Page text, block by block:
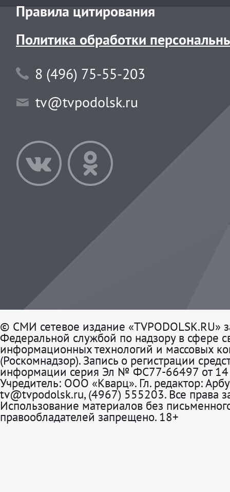
Правила цитирования
Политика обработки
8 (496) 75-55-203
tv@tvpodolsk.ru
© СМИ сетевое издание «TVPODOLSK.RU»
Федеральной службой по надзору в сфере
информационных технологий и массовых
(Роскомнадзор). Запись о регистрации
информации серия Эл № ФС77-66497 от 14
Учредитель: ООО «Кварц». Гл. редактор:
tv@tvpodolsk.ru, (4967) 555203. Все права
Использование материалов без
правообладателей запрещено. 18+